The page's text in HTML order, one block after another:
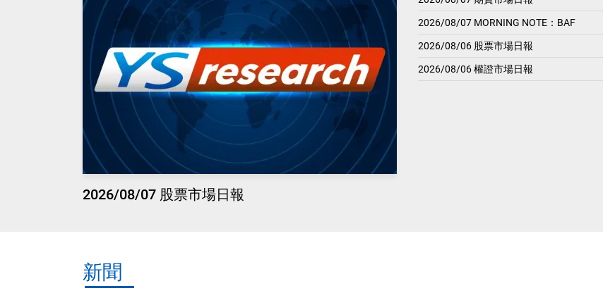
2026/08/07 股票市場日報
2026/08/07 MORNING NOTE：BAF
2026/08/06 股票市場日報
2026/08/06 權證市場日報
新聞